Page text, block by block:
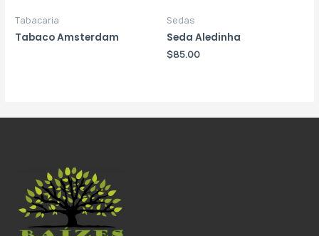
Tabacaria
Tabaco Amsterdam
Sedas
Seda Aledinha
$85.00